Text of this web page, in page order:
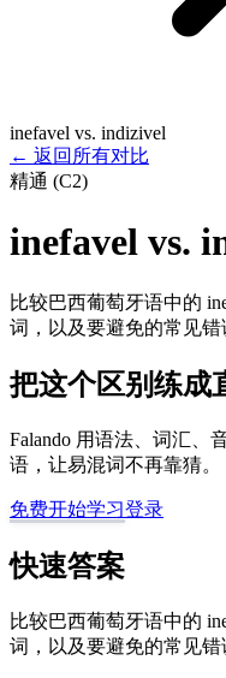
inefavel vs. indizivel
← 返回所有对比
精通 (C2)
inefavel vs.
比较巴西葡萄牙语中的
词，以及要避免的常见错
把这个区别练成
Falando 用语法、词汇、
语，让易混词不再靠猜。
免费开始学习登录
快速答案
比较巴西葡萄牙语中的
词，以及要避免的常见错